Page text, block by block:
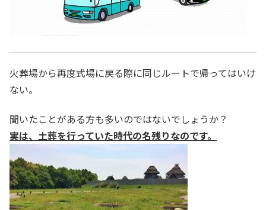
火葬場から再度式場に戻る際に同じルートで帰ってはいけ
ない。
聞いたことがある方も多いのではないでしょうか？
実は、土葬を行っていた時代の名残りなのです。